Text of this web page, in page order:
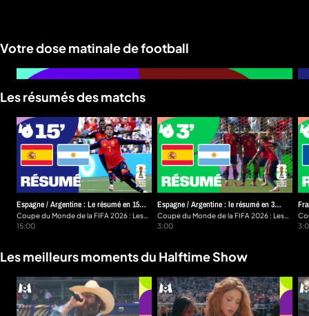
Votre dose matinale de football
Les résumés des matchs
Espagne / Argentine : Le résumé en 15
minutes
Coupe du Monde de la FIFA 2026 : Les
résumés en 15 minutes
15:00
Espagne / Argentine : le résumé en 3
minutes
Coupe du Monde de la FIFA 2026 : Les
résumés en 3 minutes
3:00
Les meilleurs moments du Halftime Show